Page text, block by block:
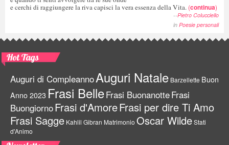
e cerchi di raggiungere la riva capisci la vera essenza della Vita. (continua)
--Pietro Colucciello
in Poesie personali
Hot Tags
Auguri di CompleannoAuguri Natale Barzellette Buon
Anno 2023 Frasi BelleFrasi BuonanotteFrasi
BuongiornoFrasi d'AmoreFrasi per dire Ti Amo
Frasi Sagge Kahlil Gibran Matrimonio Oscar WildeStati
d'Animo